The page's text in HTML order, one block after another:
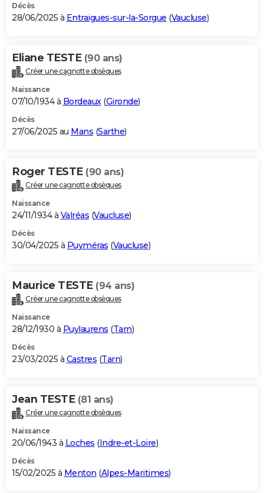
Décès
28/06/2025 à Entraigues-sur-la-Sorgue (Vaucluse)
Eliane TESTE (90 ans)
Créer une cagnotte obsèques
Naissance
07/10/1934 à Bordeaux(Gironde)
Décès
27/06/2025 au Mans (Sarthe)
Roger TESTE (90 ans)
Créer une cagnotte obsèques
Naissance
24/11/1934 à Valréas (Vaucluse)
Décès
30/04/2025 à Puyméras (Vaucluse)
Maurice TESTE (94 ans)
Créer une cagnotte obsèques
Naissance
28/12/1930 à Puylaurens (Tarn)
Décès
23/03/2025 à Castres (Tarn)
Jean TESTE (81 ans)
Créer une cagnotte obsèques
Naissance
20/06/1943 à Loches (Indre-et-Loire)
Décès
15/02/2025 à Menton (Alpes-Maritimes)